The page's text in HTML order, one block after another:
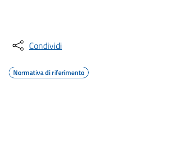
Condividi
Normativa di riferimento